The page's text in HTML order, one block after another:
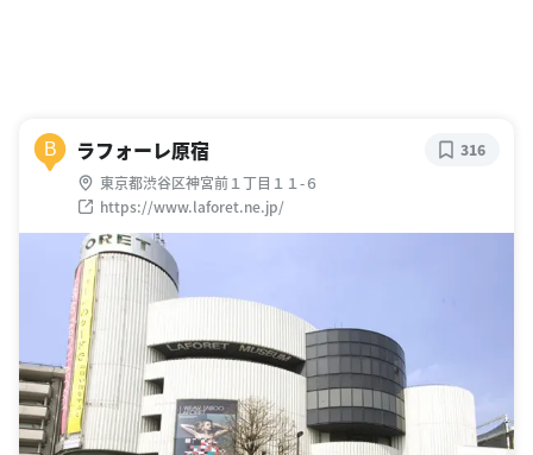
B ラフォーレ原宿
東京都渋谷区神宮前１丁目１１-６
https://www.laforet.ne.jp/
316